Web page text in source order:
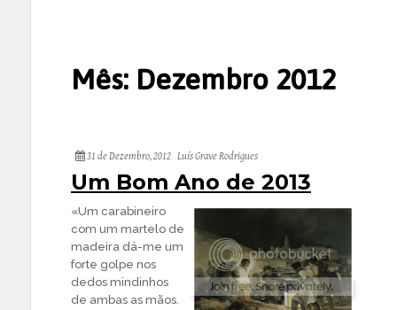
Mês: Dezembro 2012
31 de Dezembro, 2012 Luís Grave Rodrigues
Um Bom Ano de 2013
«Um carabineiro
com um martelo de
madeira dá-me um
forte golpe nos
dedos mindinhos
de ambas as mãos.